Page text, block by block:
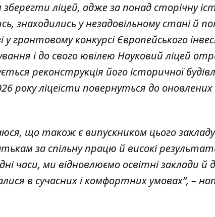
ліцей, адже за понад сторічну
знаходились у незадовільному стані й
грантовому конкурсі Європейського
і до свого ювілею Науковий ліцей
реконструкція його історичної
року ліцеїсти повернуться до
що також є випускником цього
за спільну працю й високі
часи, ми відновлюємо освітні заклади й
в сучасних і комфортних умовах”, –